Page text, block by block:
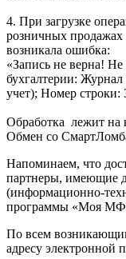
4. При загрузке
розничных продажах
возникала ошибка:
«Запись не верна! Не
бухгалтерии:
учет); Номер строки:
Обработка лежит на
Обмен со
Напоминаем, что
партнеры, имеющие
(информационно-
программы «Моя
По всем
адресу электронной